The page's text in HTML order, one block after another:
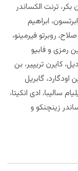
بکر، ترنت الکساندر
ابراهیم
روبرتو فیرمینو،
رمزی و فابیو
کایرن تریپیر، بن
اودگارد، گابریل
سالیبا، ادی انکیتا،
زینچنکو و